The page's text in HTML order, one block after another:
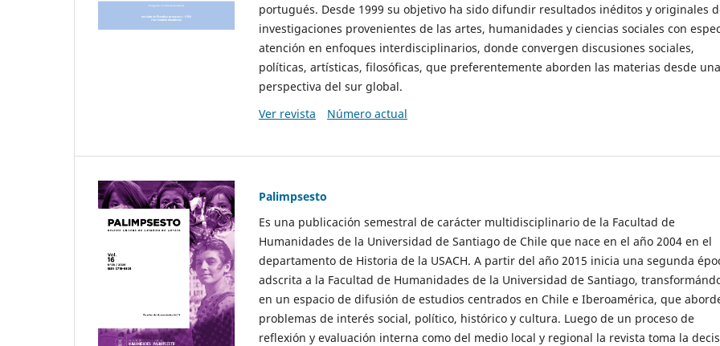
portugués. Desde 1999 su objetivo ha sido difundir resultados inéditos y originales
investigaciones provenientes de las artes, humanidades y ciencias sociales con
atención en enfoques interdisciplinarios, donde convergen discusiones sociales,
políticas, artísticas, filosóficas, que preferentemente aborden las materias desde una
perspectiva del sur global.
Ver revista
Número actual
Palimpsesto
Es una publicación semestral de carácter multidisciplinario de la Facultad de
Humanidades de la Universidad de Santiago de Chile que nace en el año 2004 en el
departamento de Historia de la USACH. A partir del año 2015 inicia una segunda
adscrita a la Facultad de Humanidades de la Universidad de Santiago,
en un espacio de difusión de estudios centrados en Chile e Iberoamérica, que
problemas de interés social, político, histórico y cultura. Luego de un proceso de
reflexión y evaluación interna como del medio local y regional la revista toma la